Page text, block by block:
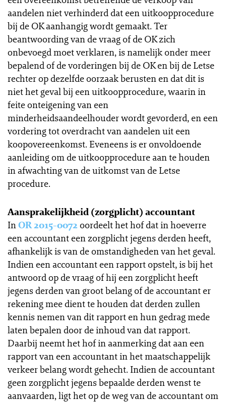
aandelen niet verhinderd dat een uitkoopprocedure
bij de OK aanhangig wordt gemaakt. Ter
beantwoording van de vraag of de OK zich
onbevoegd moet verklaren, is namelijk onder meer
bepalend of de vorderingen bij de OK en bij de Letse
rechter op dezelfde oorzaak berusten en dat dit is
niet het geval bij een uitkoopprocedure, waarin in
feite onteigening van een
minderheidsaandeelhouder wordt gevorderd, en een
vordering tot overdracht van aandelen uit een
koopovereenkomst. Eveneens is er onvoldoende
aanleiding om de uitkoopprocedure aan te houden
in afwachting van de uitkomst van de Letse
procedure.
Aansprakelijkheid (zorgplicht) accountant
InOR 2015-0072 oordeelt het hof dat in hoeverre
een accountant een zorgplicht jegens derden heeft,
afhankelijk is van de omstandigheden van het geval.
Indien een accountant een rapport opstelt, is bij het
antwoord op de vraag of hij een zorgplicht heeft
jegens derden van groot belang of de accountant er
rekening mee dient te houden dat derden zullen
kennis nemen van dit rapport en hun gedrag mede
laten bepalen door de inhoud van dat rapport.
Daarbij neemt het hof in aanmerking dat aan een
rapport van een accountant in het maatschappelijk
verkeer belang wordt gehecht. Indien de accountant
geen zorgplicht jegens bepaalde derden wenst te
aanvaarden, ligt het op de weg van de accountant om